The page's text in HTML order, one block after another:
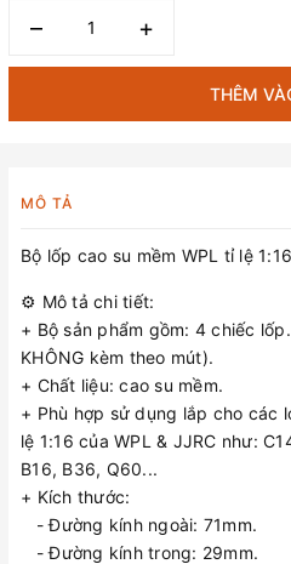
– +
THÊM
MÔ TẢ
Bộ lốp cao su mềm WPL tỉ lệ
⚙️ Mô tả chi tiết:
+ Bộ sản phẩm gồm: 4 chiếc
KHÔNG kèm theo mút).
+ Chất liệu: cao su mềm.
+ Phù hợp sử dụng lắp cho các
lệ 1:16 của WPL & JJRC như:
B16, B36, Q60...
+ Kích thước:
- Đường kính ngoài: 71mm.
- Đường kính trong: 29mm.